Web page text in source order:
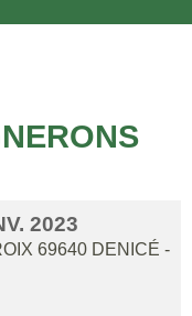
2023
69640 DENICÉ -